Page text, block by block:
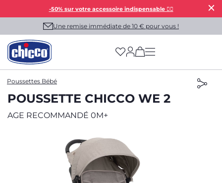
-50% sur votre accessoire indispensable 👯‍♀️
Une remise immédiate de 10 € pour vous !
(has more options
Poussettes Bébé
POUSSETTE CHICCO WE 2
AGE RECOMMANDÉ 0M+